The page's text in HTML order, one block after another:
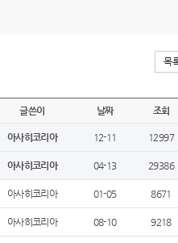
목
글쓴이 날짜 조회
아사히코리아 12-11 12997
아사히코리아 04-13 29386
아사히코리아 01-05 8671
아사히코리아 08-10 9218